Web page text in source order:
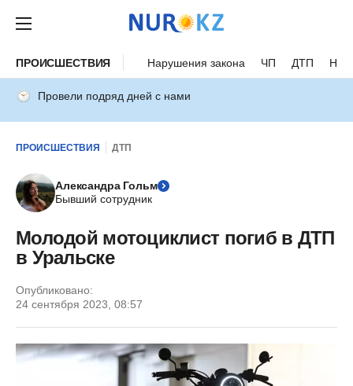
ПРОИСШЕСТВИЯ Нарушения закона ЧП ДТП
Провели подряд дней с нами
ПРОИСШЕСТВИЯ ДТП
Александра Гольм
Бывший сотрудник
Молодой мотоциклист погиб в ДТП
в Уральске
Опубликовано:
24 сентября 2023, 08:57